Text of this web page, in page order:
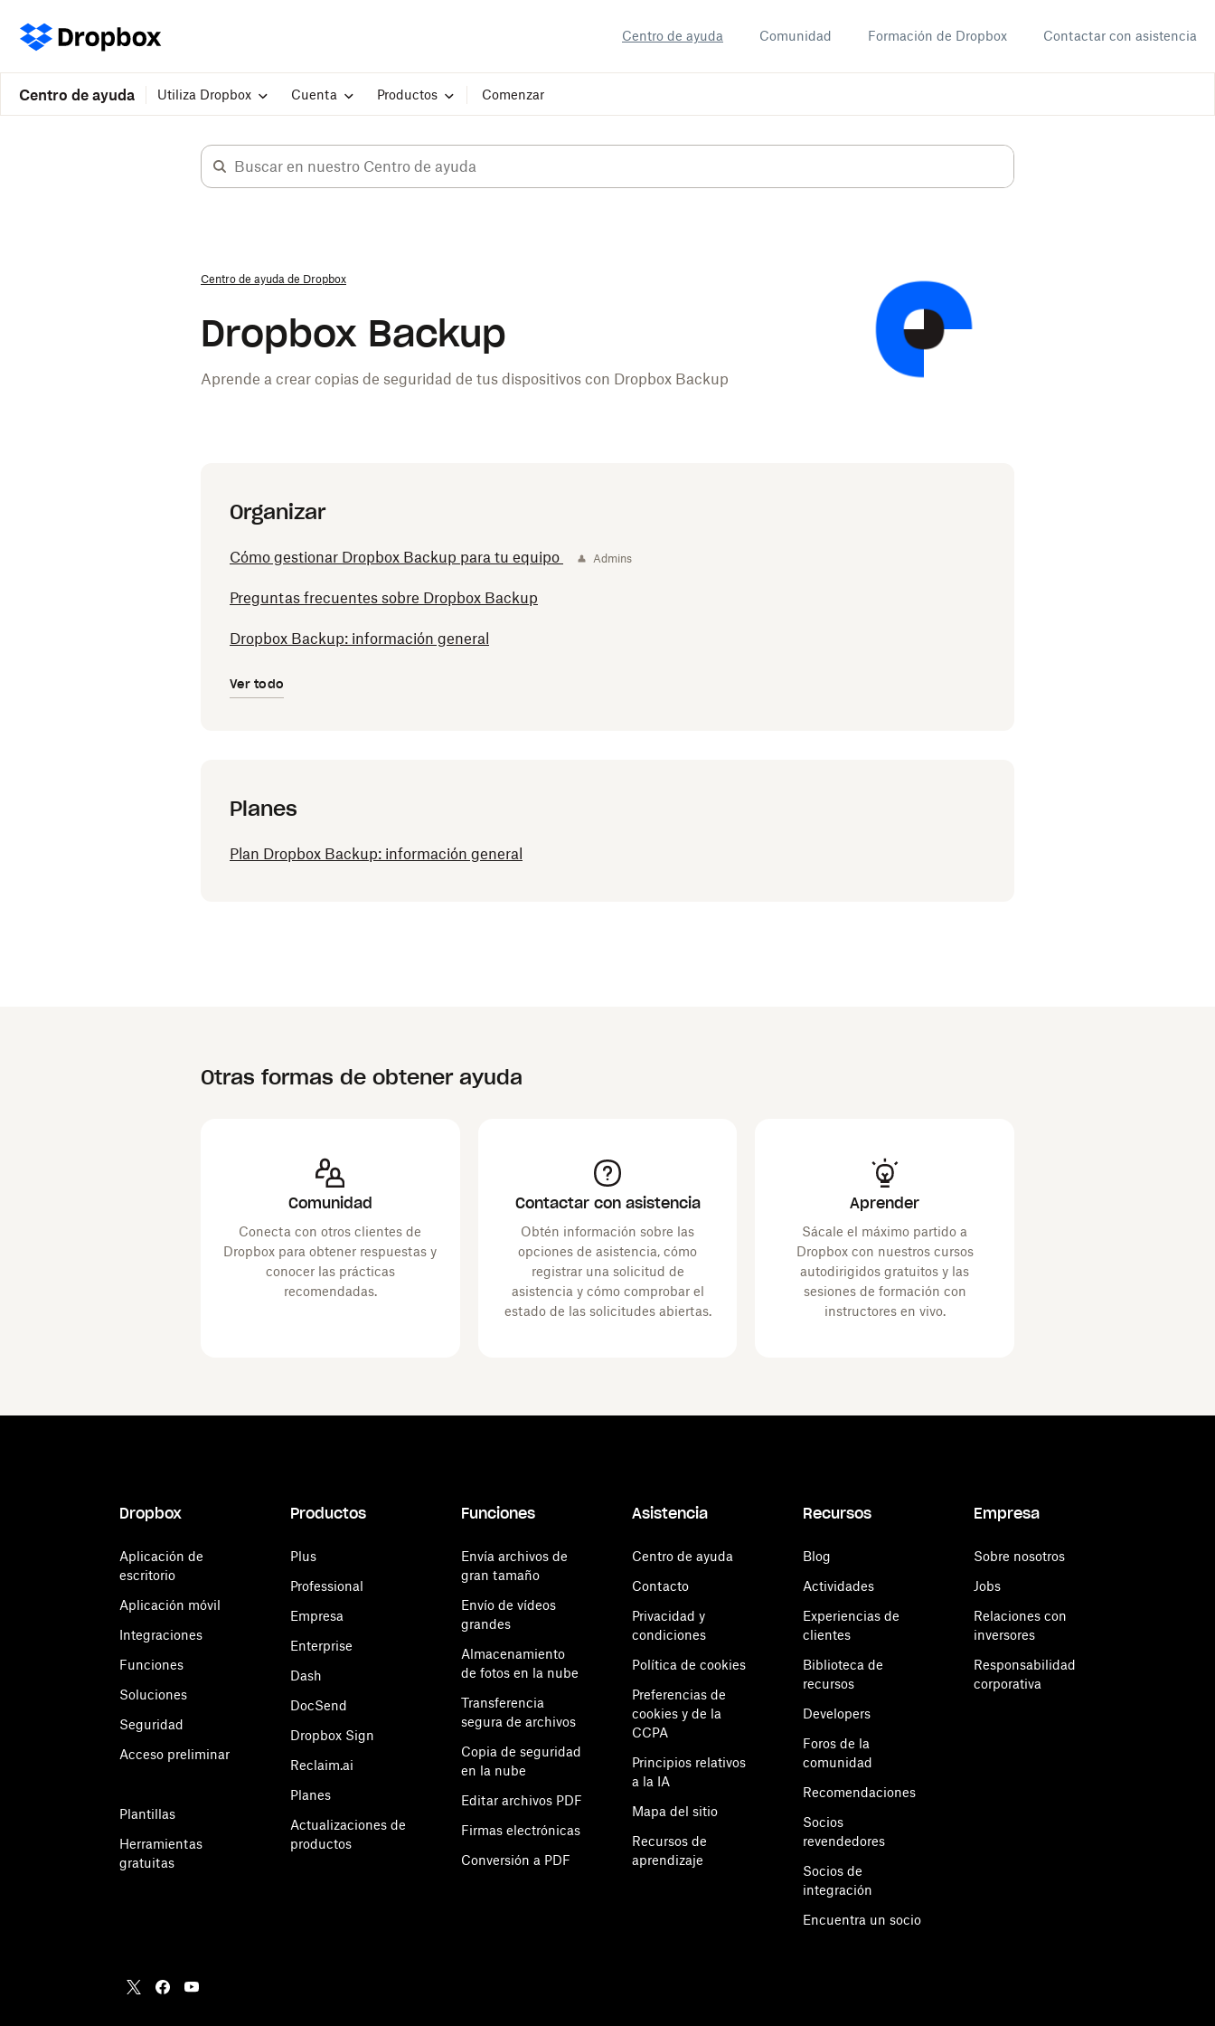
Centro de ayuda Comunidad Formación de Dropbox Contactar con asistencia
Centro de ayuda Utiliza Dropbox Cuenta Productos Comenzar
Centro de ayuda de Dropbox
Dropbox Backup
Aprende a crear copias de seguridad de tus dispositivos con Dropbox Backup
Organizar
Cómo gestionar Dropbox Backup para tu equipo Admins
Preguntas frecuentes sobre Dropbox Backup
Dropbox Backup: información general
Ver todo
Planes
Plan Dropbox Backup: información general
Otras formas de obtener ayuda
Comunidad
Conecta con otros clientes de
Dropbox para obtener respuestas y
conocer las prácticas
recomendadas.
Contactar con asistencia
Obtén información sobre las
opciones de asistencia, cómo
registrar una solicitud de
asistencia y cómo comprobar el
estado de las solicitudes abiertas.
Aprender
Sácale el máximo partido a
Dropbox con nuestros cursos
autodirigidos gratuitos y las
sesiones de formación con
instructores en vivo.
Dropbox
Aplicación de
escritorio
Aplicación móvil
Integraciones
Funciones
Soluciones
Seguridad
Acceso preliminar
Plantillas
Herramientas
gratuitas
Productos
Plus
Professional
Empresa
Enterprise
Dash
DocSend
Dropbox Sign
Reclaim.ai
Planes
Actualizaciones de
productos
Funciones
Envía archivos de
gran tamaño
Envío de vídeos
grandes
Almacenamiento
de fotos en la nube
Transferencia
segura de archivos
Copia de seguridad
en la nube
Editar archivos PDF
Firmas electrónicas
Conversión a PDF
Asistencia
Centro de ayuda
Contacto
Privacidad y
condiciones
Política de cookies
Preferencias de
cookies y de la
CCPA
Principios relativos
a la IA
Mapa del sitio
Recursos de
aprendizaje
Recursos
Blog
Actividades
Experiencias de
clientes
Biblioteca de
recursos
Developers
Foros de la
comunidad
Recomendaciones
Socios
revendedores
Socios de
integración
Encuentra un socio
Empresa
Sobre nosotros
Jobs
Relaciones con
inversores
Responsabilidad
corporativa